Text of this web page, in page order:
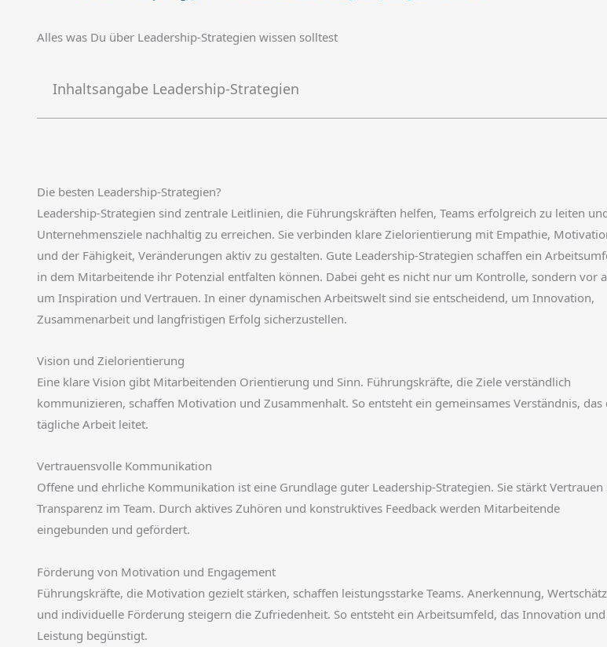
Alles was Du über Leadership-Strategien wissen solltest
Inhaltsangabe Leadership-Strategien
Die besten Leadership-Strategien?
Leadership-Strategien sind zentrale Leitlinien, die Führungskräften helfen, Teams erfolgreich zu leiten
Unternehmensziele nachhaltig zu erreichen. Sie verbinden klare Zielorientierung mit Empathie,
und der Fähigkeit, Veränderungen aktiv zu gestalten. Gute Leadership-Strategien schaffen ein
in dem Mitarbeitende ihr Potenzial entfalten können. Dabei geht es nicht nur um Kontrolle, sondern vor
um Inspiration und Vertrauen. In einer dynamischen Arbeitswelt sind sie entscheidend, um Innovation,
Zusammenarbeit und langfristigen Erfolg sicherzustellen.
Vision und Zielorientierung
Eine klare Vision gibt Mitarbeitenden Orientierung und Sinn. Führungskräfte, die Ziele verständlich
kommunizieren, schaffen Motivation und Zusammenhalt. So entsteht ein gemeinsames Verständnis, das
tägliche Arbeit leitet.
Vertrauensvolle Kommunikation
Offene und ehrliche Kommunikation ist eine Grundlage guter Leadership-Strategien. Sie stärkt Vertrauen
Transparenz im Team. Durch aktives Zuhören und konstruktives Feedback werden Mitarbeitende
eingebunden und gefördert.
Förderung von Motivation und Engagement
Führungskräfte, die Motivation gezielt stärken, schaffen leistungsstarke Teams. Anerkennung,
und individuelle Förderung steigern die Zufriedenheit. So entsteht ein Arbeitsumfeld, das Innovation und
Leistung begünstigt.